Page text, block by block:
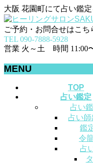
大阪 花園町にて占い鑑
ご予約・お問合せはこち
TEL 090-7888-5928
営業 火～土 時間 11:00
MENU
TOP
占い鑑定
占い
占い
鑑
令
占